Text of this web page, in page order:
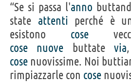
“Se si passa l'anno
state attenti perché è
esistono cose
cose
nuove buttatevia
cose nuovissime. Noi
rimpiazzarle con cose